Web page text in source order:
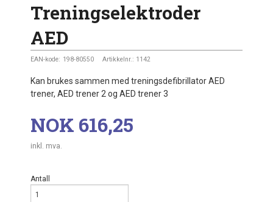
Treningselektroder
AED
EAN-kode: 198-80550 Artikkelnr.: 1142
Kan brukes sammen med treningsdefibrillator AED
trener, AED trener 2 og AED trener 3
Pris
NOK 616,25
inkl. mva.
Antall